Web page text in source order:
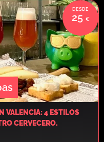
25
VALENCIA: 4 ESTILOS
CERVECERO.